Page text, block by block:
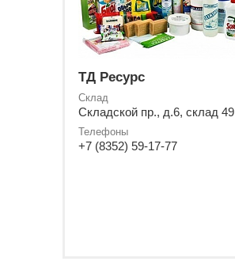
ТД Ресурс
Склад
Складской пр., д.6, склад 49
Телефоны
+7 (8352) 59-17-77